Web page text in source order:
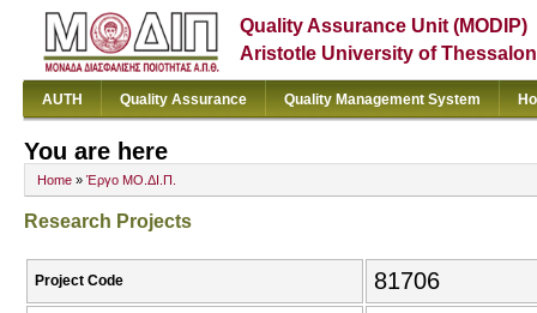
Quality Assurance Unit (MODIP)
Aristotle University of
AUTH Quality Assurance Quality Management System
You are here
Home » Έργο ΜΟ.ΔΙ.Π.
Research Projects
Project Code 81706